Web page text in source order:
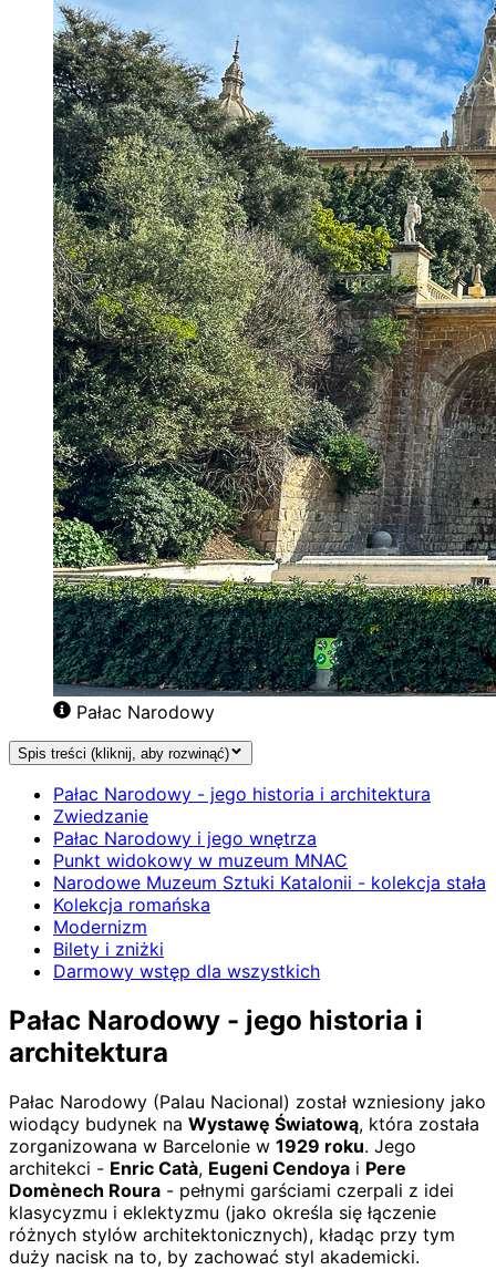
Pałac Narodowy
Spis treści (kliknij, aby rozwinąć)
Pałac Narodowy - jego historia i architektura
Zwiedzanie
Pałac Narodowy i jego wnętrza
Punkt widokowy w muzeum MNAC
Narodowe Muzeum Sztuki Katalonii - kolekcja stała
Kolekcja romańska
Modernizm
Bilety i zniżki
Darmowy wstęp dla wszystkich
Pałac Narodowy - jego historia i
architektura
Pałac Narodowy (Palau Nacional) został wzniesiony jako
wiodący budynek na Wystawę Światową, która została
zorganizowana w Barcelonie w 1929 roku. Jego
architekci - Enric Catà, Eugeni Cendoya i Pere
Domènech Roura - pełnymi garściami czerpali z idei
klasycyzmu i eklektyzmu (jako określa się łączenie
różnych stylów architektonicznych), kładąc przy tym
duży nacisk na to, by zachować styl akademicki.